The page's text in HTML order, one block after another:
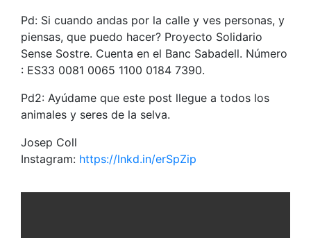
Pd: Si cuando andas por la calle y ves personas, y
piensas, que puedo hacer? Proyecto Solidario
Sense Sostre. Cuenta en el Banc Sabadell. Número
: ES33 ‪0081 0065 1100 0184 7390‬.
Pd2: Ayúdame que este post llegue a todos los
animales y seres de la selva.
Josep Coll
Instagram: https://lnkd.in/erSpZip